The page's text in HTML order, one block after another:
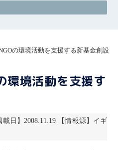
の環境活動を支援する新基金創設
境活動を支援す
載日】2008.11.19 【情報源】イギ